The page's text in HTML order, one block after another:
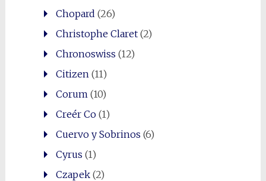
Chopard (26)
Christophe Claret(2)
Chronoswiss (12)
Citizen (11)
Corum (10)
Creér Co(1)
Cuervo y Sobrinos (6)
Cyrus (1)
Czapek(2)